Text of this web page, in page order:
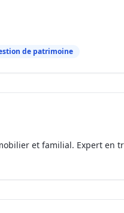
de patrimoine
et familial. Expert en